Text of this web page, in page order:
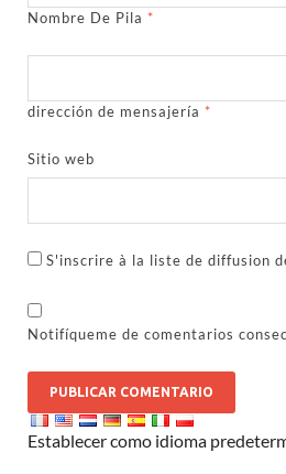
Nombre De Pila *
dirección de mensajería *
Sitio web
S'inscrire à la liste de diffusion
Notifíqueme de comentarios
Establecer como idioma